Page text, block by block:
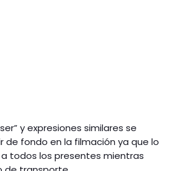
y expresiones similares se
de fondo en la filmación ya que lo
todos los presentes mientras